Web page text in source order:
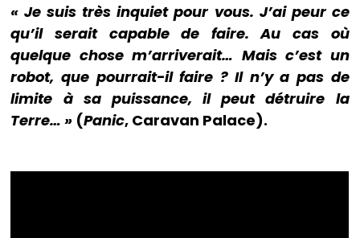
« Je suis très inquiet pour vous. J’ai peur ce
qu’il serait capable de faire. Au cas où
quelque chose m’arriverait… Mais c’est un
robot, que pourrait-il faire ? Il n’y a pas de
limite à sa puissance, il peut détruire la
Terre… » (Panic, Caravan Palace).